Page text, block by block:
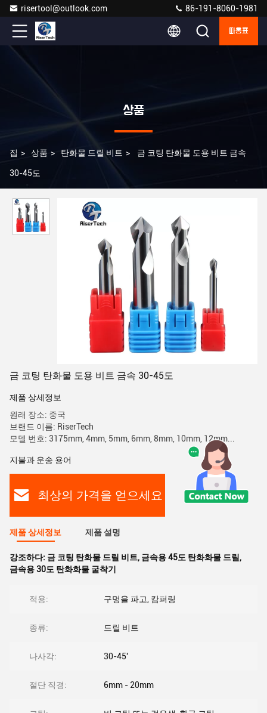
risertool@outlook.com 86-191-8060-1981
따옴표
상품
집 > 상품 > 탄화물 드릴 비트 > 금 코팅 탄화물 도용 비트 금속
30-45도
금 코팅 탄화물 도용 비트 금속 30-45도
제품 상세정보
원래 장소: 중국
브랜드 이름: RiserTech
모델 번호: 3175mm, 4mm, 5mm, 6mm, 8mm, 10mm, 12mm...
지불과 운송 용어
최상의 가격을 얻으세요
제품 상세정보 제품 설명
강조하다: 금 코팅 탄화물 드릴 비트, 금속용 45도 탄화화물 드릴,
금속용 30도 탄화화물 굴착기
적용: 구멍을 파고, 캄퍼링
종류: 드릴 비트
나사각: 30-45'
절단 직경: 6mm - 20mm